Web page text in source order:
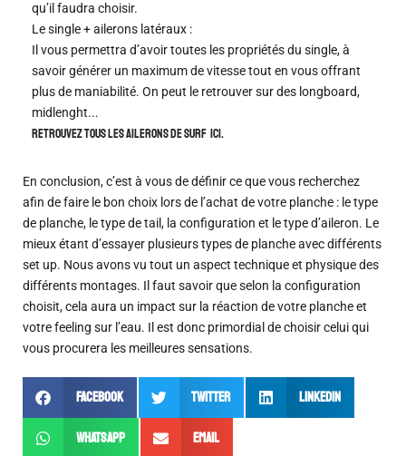
qu’il faudra choisir.
Le single + ailerons latéraux :
Il vous permettra d’avoir toutes les propriétés du single, à
savoir générer un maximum de vitesse tout en vous offrant
plus de maniabilité. On peut le retrouver sur des longboard,
midlenght...
Retrouvez tous les ailerons de surf ici.
En conclusion, c’est à vous de définir ce que vous recherchez
afin de faire le bon choix lors de l’achat de votre planche : le type
de planche, le type de tail, la configuration et le type d’aileron. Le
mieux étant d’essayer plusieurs types de planche avec différents
set up. Nous avons vu tout un aspect technique et physique des
différents montages. Il faut savoir que selon la configuration
choisit, cela aura un impact sur la réaction de votre planche et
votre feeling sur l’eau. Il est donc primordial de choisir celui qui
vous procurera les meilleures sensations.
Facebook Twitter LinkedIn
WhatsApp Email